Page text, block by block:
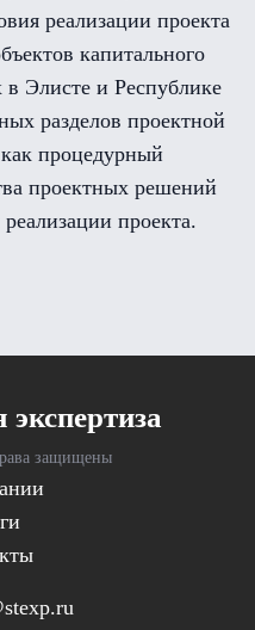
реализации проекта
капитального
в Элисте и Республике
разделов проектной
процедурный
проектных решений
проекта.
экспертиза
защищены